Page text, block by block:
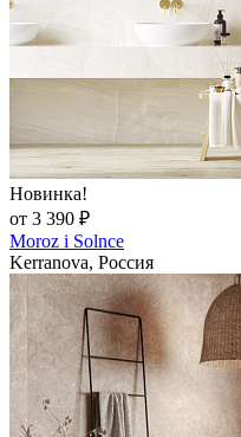
Новинка!
от 3 390 ₽
Moroz i Solnce
Kerranova, Россия